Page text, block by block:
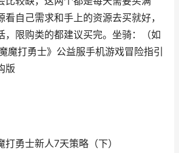
自己需求和手上的资源去买就好，
，限购类的都建议买完。坐骑：（如
魔打勇士》公益服手机游戏冒险指引
版
打勇士新人7天策略（下）